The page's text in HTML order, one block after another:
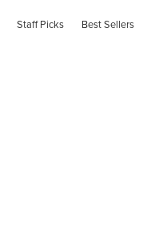
Staff Picks Best Sellers